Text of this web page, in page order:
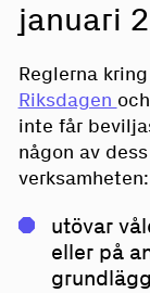
januari
Reglerna
Riksdagen
inte får
någon av
verksamheten:
utövar
eller på